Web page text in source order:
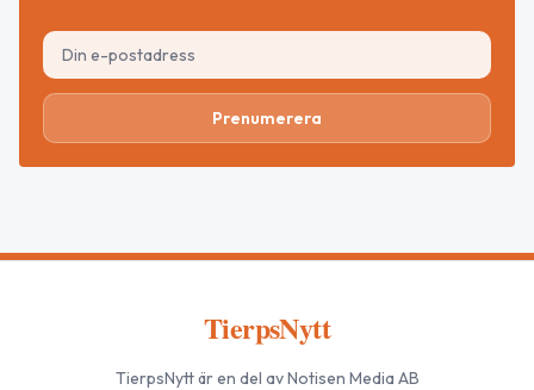
Prenumerera
TierpsNytt
TierpsNyttär en del av Notisen Media AB